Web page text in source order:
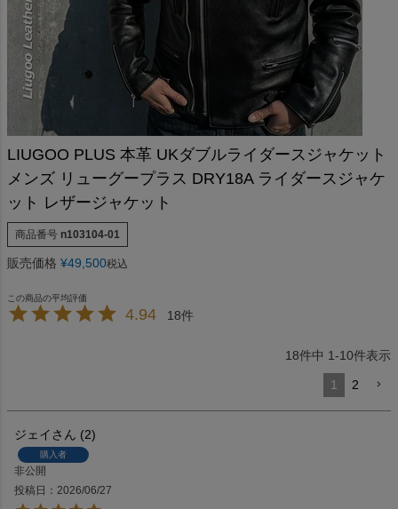
LIUGOO PLUS 本革 UKダブルライダースジャケット
メンズ リューグープラス DRY18A ライダースジャケ
ット レザージャケット
商品番号 n103104-01
販売価格 ¥49,500税込
4.94 18
18件中 1-10件表示
1 2
ジェイ 2
購入者
非公開
投稿日
2026/06/27